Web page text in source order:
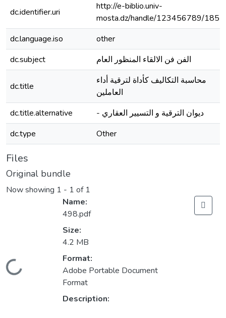
dc.identifier.uri
http://e-biblio.univ-
mosta.dz/handle/123456789/
dc.language.iso
other
dc.subject
الفن فن الالقاء المنظور العام
dc.title
محاسبة التكاليف كأداة لترقية أداء
العاملين
dc.title.alternative
- ديوان الترقية و التسيير العقاري
dc.type
Other
Files
Original bundle
Now showing 1 - 1 of 1
Loading...
Name:
498.pdf
Size:
4.2 MB
Format:
Adobe Portable Document
Format
Description: